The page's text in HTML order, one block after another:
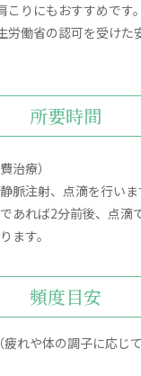
こりにもおすすめです
労働省の認可を受けた
所要時間
治療）
脈注射、点滴を行いま
あれば2分前後、点滴
ます。
頻度目安
れや体の調子に応じ